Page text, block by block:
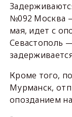
№092 Москва
мая, идет с
Севастополь
Кроме того,
Мурманск,
опозданием на